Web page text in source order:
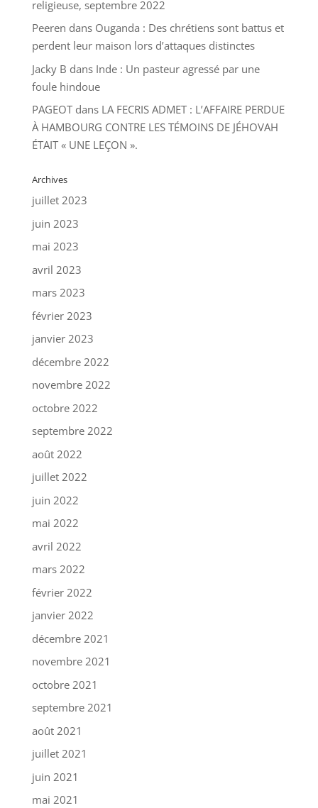
religieuse, septembre 2022
Peeren dans Ouganda : Des chrétiens sont battus et
perdent leur maison lors d’attaques distinctes
Jacky B dans Inde : Un pasteur agressé par une
foule hindoue
PAGEOTdans LA FECRIS ADMET : L’AFFAIRE PERDUE
À HAMBOURG CONTRE LES TÉMOINS DE JÉHOVAH
ÉTAIT « UNE LEÇON ».
Archives
juillet 2023
juin 2023
mai 2023
avril 2023
mars 2023
février 2023
janvier 2023
décembre 2022
novembre 2022
octobre 2022
septembre 2022
août 2022
juillet 2022
juin 2022
mai 2022
avril 2022
mars 2022
février 2022
janvier 2022
décembre 2021
novembre 2021
octobre 2021
septembre 2021
août 2021
juillet 2021
juin 2021
mai 2021